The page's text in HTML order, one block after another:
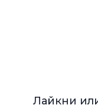
Лайкни